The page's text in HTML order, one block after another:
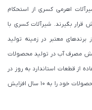
اهرمی کسری از استحکام
بگیرند. شیرآلات کسری با
برندهای معتبر در زمینه تولید
مصرف آب در تولید محصولات
از قطعات استاندارد به روز در
شیرآلات کسری، شرکت کسری گارانتی و ضمانت محصولات خود را به 10 سال افزایش